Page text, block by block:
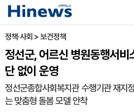
정책·사회 > 보건정책
정선군, 어르신 병원동행서
단 없이 운영
정선군종합사회복지관 수행기관 재지
는 맞춤형 돌봄 모델 안착